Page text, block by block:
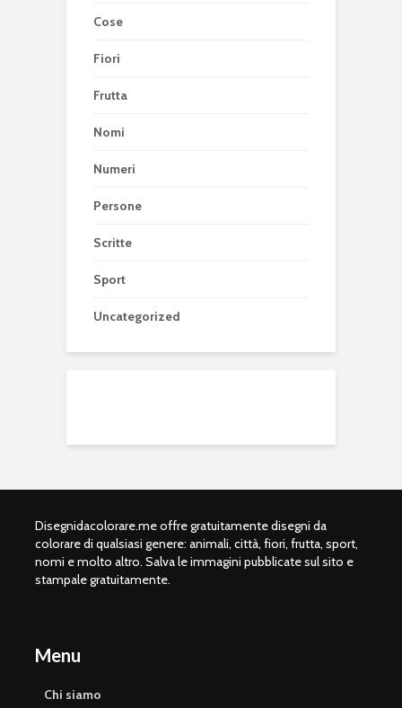
Cose
Fiori
Frutta
Nomi
Numeri
Persone
Scritte
Sport
Uncategorized
Disegnidacolorare.me offre gratuitamente disegni da
colorare di qualsiasi genere: animali, città, fiori, frutta, sport,
nomi e molto altro. Salva le immagini pubblicate sul sito e
stampale gratuitamente.
Menu
Chi siamo